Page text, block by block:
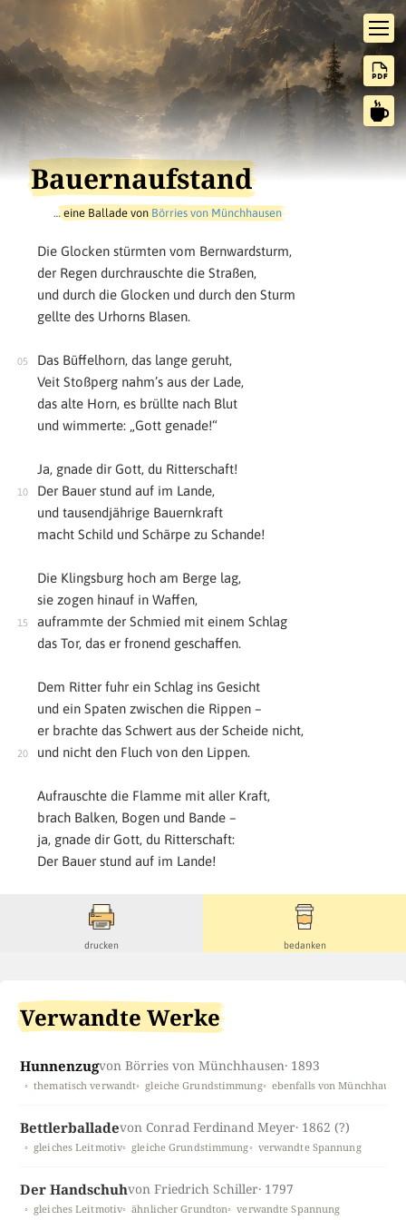
Bauernaufstand
… eine Ballade von Börries von Münchhausen
Die Glocken stürmten vom Bernwardsturm,
der Regen durchrauschte die Straßen,
und durch die Glocken und durch den Sturm
gellte des Urhorns Blasen.
Das Büffelhorn, das lange geruht,
Veit Stoßperg nahm’s aus der Lade,
das alte Horn, es brüllte nach Blut
und wimmerte: „Gott genade!“
Ja, gnade dir Gott, du Ritterschaft!
Der Bauer stund auf im Lande,
und tausendjährige Bauernkraft
macht Schild und Schärpe zu Schande!
Die Klingsburg hoch am Berge lag,
sie zogen hinauf in Waffen,
auframmte der Schmied mit einem Schlag
das Tor, das er fronend geschaffen.
Dem Ritter fuhr ein Schlag ins Gesicht
und ein Spaten zwischen die Rippen –
er brachte das Schwert aus der Scheide nicht,
und nicht den Fluch von den Lippen.
Aufrauschte die Flamme mit aller Kraft,
brach Balken, Bogen und Bande –
ja, gnade dir Gott, du Ritterschaft:
Der Bauer stund auf im Lande!
drucken bedanken
Verwandte Werke
Hunnenzugvon Börries von Münchhausen· 1893
thematisch verwandt gleiche Grundstimmung ebenfalls von Münchhausen
Bettlerballadevon Conrad Ferdinand Meyer· 1862 (?)
gleiches Leitmotiv gleiche Grundstimmung verwandte Spannung
Der Handschuhvon Friedrich Schiller· 1797
gleiches Leitmotiv ähnlicher Grundton verwandte Spannung